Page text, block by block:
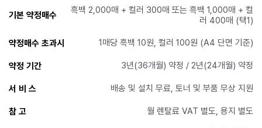
기본 약정매수
흑백 2,000매 + 컬러 300매 또는 흑백 1,000매 + 컬
러 400매 (택1)
약정매수 초과시 1매당 흑백 10원, 컬러 100원 (A4 단면 기준)
약정 기간 3년(36개월) 약정 / 2년(24개월) 약정
서 비 스 배송 및 설치 무료, 토너 및 부품 무상 지원
참 고 월 렌탈료 VAT 별도, 용지 별도